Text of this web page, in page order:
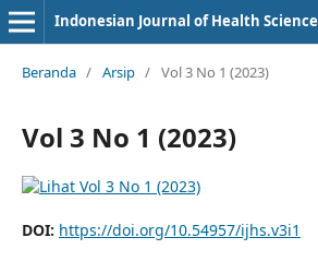
Indonesian Journal of Health Science
Beranda / Arsip / Vol 3 No 1 (2023)
Vol 3 No 1 (2023)
DOI: https://doi.org/10.54957/ijhs.v3i1